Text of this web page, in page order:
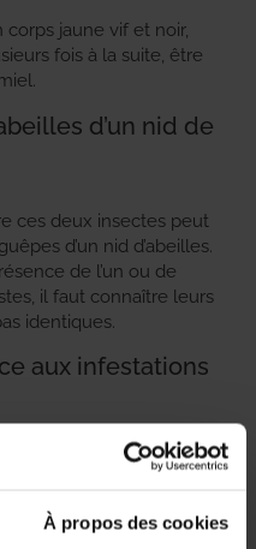
À propos des cookies
jaune vif et noir,
fois à la suite, être
d’un nid de
ces deux insectes peut
d’un nid d’abeilles.
de l’un ou de
il faut connaître leurs
identiques.
aux infestations
Mais ce n’est
froid et se nourrir, et
éviter des dégradations